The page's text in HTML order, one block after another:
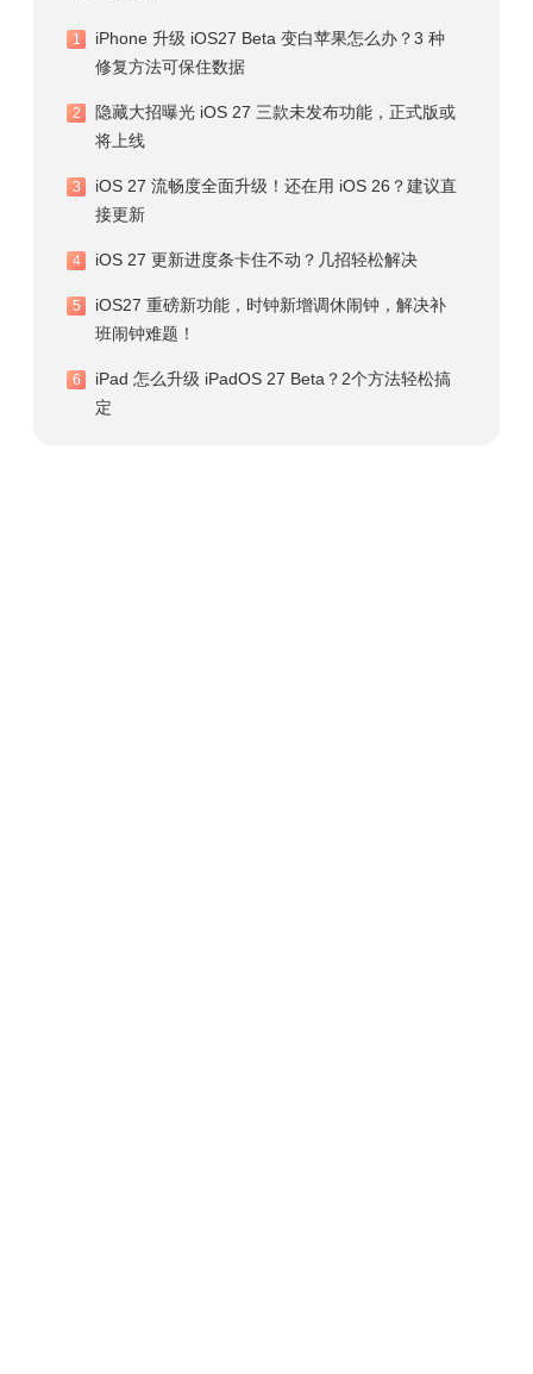
1
iPhone 升级 iOS27 Beta 变白苹果怎么办？3 种
修复方法可保住数据
2
隐藏大招曝光 iOS 27 三款未发布功能，正式版或
将上线
3
iOS 27 流畅度全面升级！还在用 iOS 26？建议直
接更新
4 iOS 27 更新进度条卡住不动？几招轻松解决
5
iOS27 重磅新功能，时钟新增调休闹钟，解决补
班闹钟难题！
6
iPad 怎么升级 iPadOS 27 Beta？2个方法轻松搞
定